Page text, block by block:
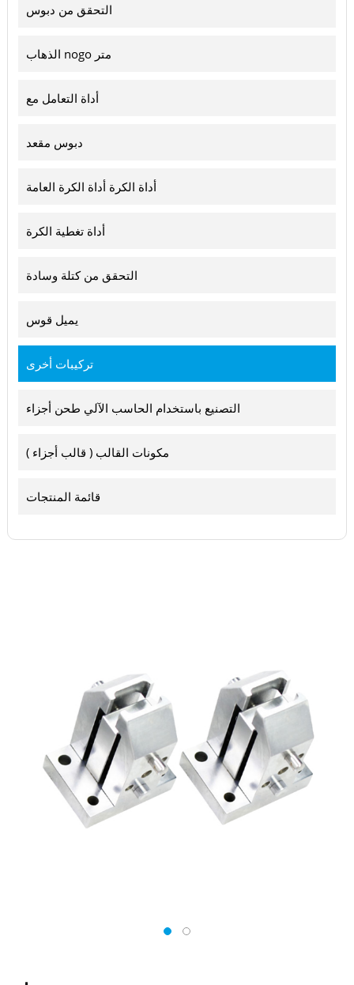
التحقق من دبوس
الذهاب nogo متر
أداة التعامل مع
دبوس مقعد
أداة الكرة أداة الكرة العامة
أداة تغطية الكرة
التحقق من كتلة وسادة
يميل قوس
تركيبات أخرى
التصنيع باستخدام الحاسب الآلي طحن أجزاء
مكونات القالب ( قالب أجزاء )
قائمة المنتجات